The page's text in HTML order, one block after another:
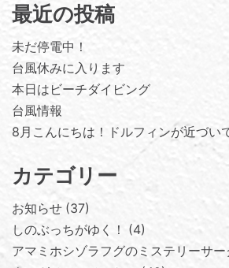
最近の投稿
未だ停電中！
台風休みに入ります
本日はビーチダイビング
台風情報
8月こんにちは！ドルフィンが近づい
カテゴリー
お知らせ 37
しのぶっちがゆく！
4
アマミホシゾラフグのミステリーサー